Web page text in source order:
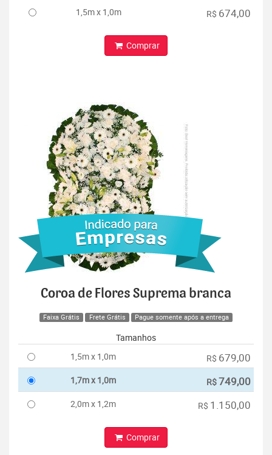
1,5m x 1,0m R$ 674,00
Comprar
Coroa de Flores Suprema branca
Faixa Grátis Frete Grátis Pague somente após a entrega
Tamanhos
1,5m x 1,0m
R$ 679,00
1,7m x 1,0m R$749,00
2,0m x 1,2m R$ 1.150,00
Comprar